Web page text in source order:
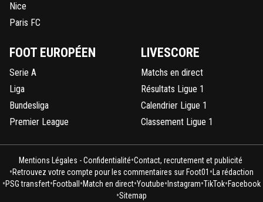
Nice
Paris FC
FOOT EUROPÉEN
Serie A
Liga
Bundesliga
Premier League
LIVESCORE
Matchs en direct
Résultats Ligue 1
Calendrier Ligue 1
Classement Ligue 1
Mentions Légales - Confidentialité•Contact, recrutement et publicité
•Retrouvez votre compte pour les commentaires sur Foot01 • La rédaction
•PSG transfert•Football •Match en direct•Youtube• Instagram•TikTok•Facebook
•Sitemap